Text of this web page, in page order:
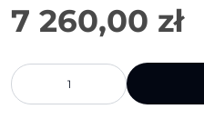
7 260,00 zł
ilość
Sofa
Hana